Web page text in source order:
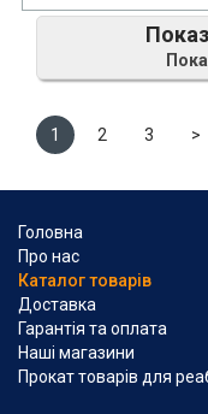
1 2 3 >
Головна
Про нас
Каталог товарів
Доставка
Гарантія та оплата
Наші магазини
Прокат товарів для